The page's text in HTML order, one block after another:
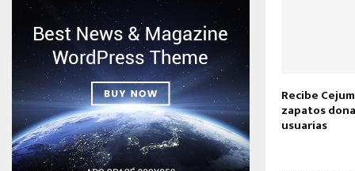
Recibe
zapatos
usuarias